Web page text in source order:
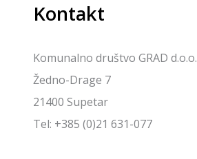
Kontakt
Komunalno društvo GRAD d.o.o.
Žedno-Drage 7
21400 Supetar
Tel: +385 (0)21 631-077